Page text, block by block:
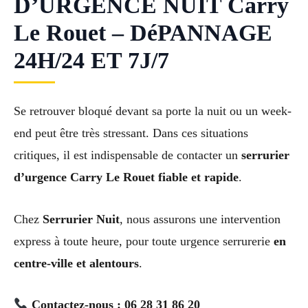
Le Rouet – DéPANNAGE
24H/24 ET 7J/7
Se retrouver bloqué devant sa porte la nuit ou un week-
end peut être très stressant. Dans ces situations
critiques, il est indispensable de contacter un serrurier
d’urgence Carry Le Rouet fiable et rapide.
Chez Serrurier Nuit, nous assurons une intervention
express à toute heure, pour toute urgence serrurerie en
centre-ville et alentours.
Contactez-nous : 06 28 31 86 20